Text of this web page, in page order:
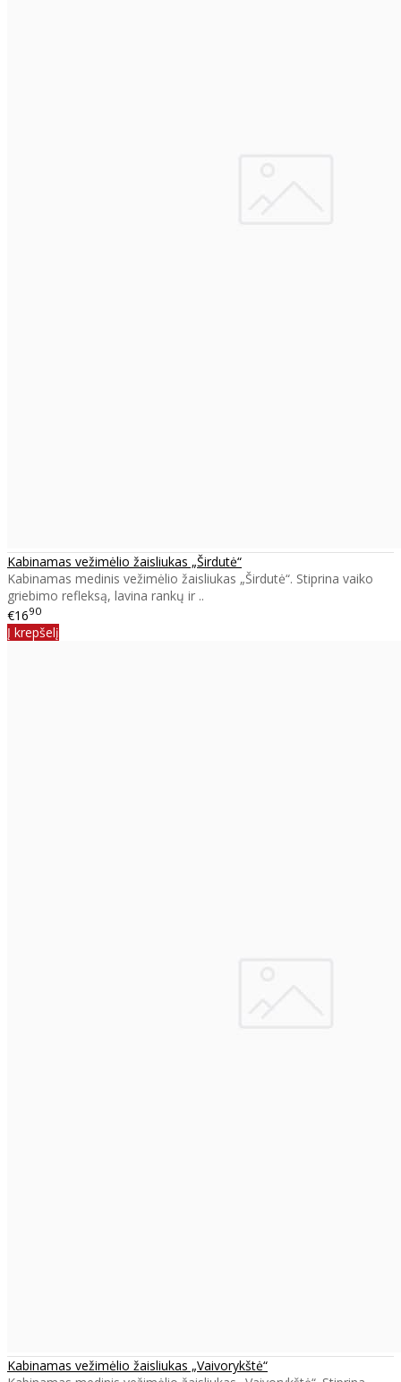
Kabinamas vežimėlio žaisliukas „Širdutė“
Kabinamas medinis vežimėlio žaisliukas „Širdutė“. Stiprina vaiko
griebimo refleksą, lavina rankų ir ..
€1690
Į krepšelį
Kabinamas vežimėlio žaisliukas „Vaivorykštė“